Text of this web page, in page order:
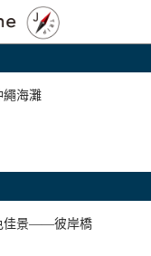
繩海灘
佳景——彼岸橋